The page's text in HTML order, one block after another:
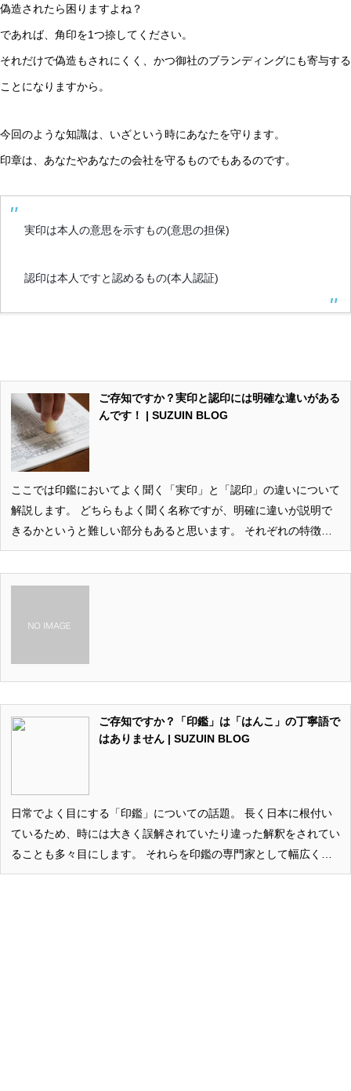
偽造されたら困りますよね？
であれば、角印を1つ捺してください。
それだけで偽造もされにくく、かつ御社のブランディングにも寄与する
ことになりますから。
今回のような知識は、いざという時にあなたを守ります。
印章は、あなたやあなたの会社を守るものでもあるのです。
実印は本人の意思を示すもの(意思の担保)
認印は本人ですと認めるもの(本人認証)
ご存知ですか？実印と認印には明確な違いがある
んです！ | SUZUIN BLOG
ここでは印鑑においてよく聞く「実印」と「認印」の違いについて
解説します。 どちらもよく聞く名称ですが、明確に違いが説明で
きるかというと難しい部分もあると思います。 それぞれの特徴
と、なぜ分けてあるかまでご紹介しますので、スムーズにご理解い
ただけます。 どちらもご自身の意思を表し、また権利を守ること
ご存知ですか？「印鑑」は「はんこ」の丁寧語で
はありません | SUZUIN BLOG
日常でよく目にする「印鑑」についての話題。 長く日本に根付い
ているため、時には大きく誤解されていたり違った解釈をされてい
ることも多々目にします。 それらを印鑑の専門家として幅広く取
り扱うのが当ブログの1つの役目とも考えていますので、今回もそ